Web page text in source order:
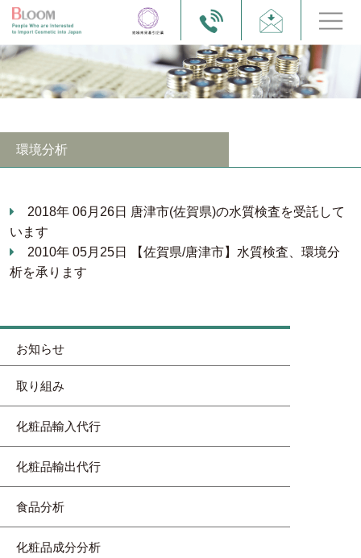
お知らせ
取り組み
化粧品輸入代行
化粧品輸出代行
食品分析
化粧品成分分析
環境分析
2018年 06月26日 唐津市(佐賀県)の水質検査を受託して
います
2010年 05月25日
【佐賀県/唐津市】水質検査、環境分
析を承ります